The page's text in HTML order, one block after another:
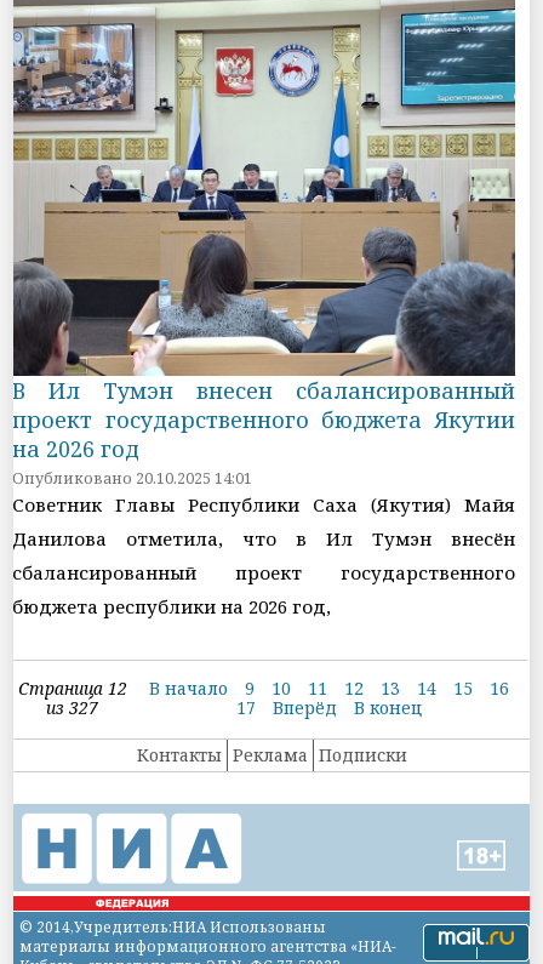
В Ил Тумэн внесен сбалансированный
проект государственного бюджета Якутии
на 2026 год
Опубликовано 20.10.2025 14:01
Советник Главы Республики Саха (Якутия) Майя
Данилова отметила, что в Ил Тумэн внесён
сбалансированный проект государственного
бюджета республики на 2026 год,
Страница 12
из 327
В начало 9 10 11 12 13 14 15
16
17
Вперёд В конец
Контакты Реклама Подписки
© 2014,Учредитель:НИА Использованы
материалы информационного агентства «НИА-